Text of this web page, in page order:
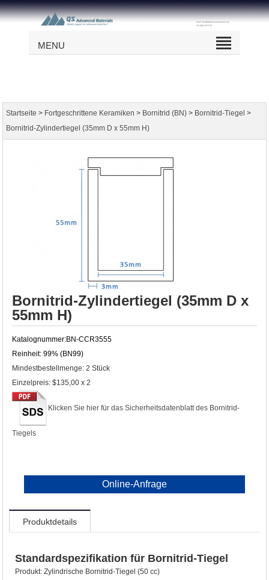
MENU
Startseite > Fortgeschrittene Keramiken > Bornitrid (BN) > Bornitrid-Tiegel >
Bornitrid-Zylindertiegel (35mm D x 55mm H)
Bornitrid-Zylindertiegel (35mm D x
55mm H)
Katalognummer:BN-CCR3555
Reinheit:99% (BN99)
Mindestbestellmenge: 2 Stück
Einzelpreis: $135,00 x 2
Klicken Sie hier für das Sicherheitsdatenblatt des Bornitrid-
Tiegels
Online-Anfrage
Produktdetails
Standardspezifikation für Bornitrid-Tiegel
Produkt: Zylindrische Bornitrid-Tiegel (50 cc)